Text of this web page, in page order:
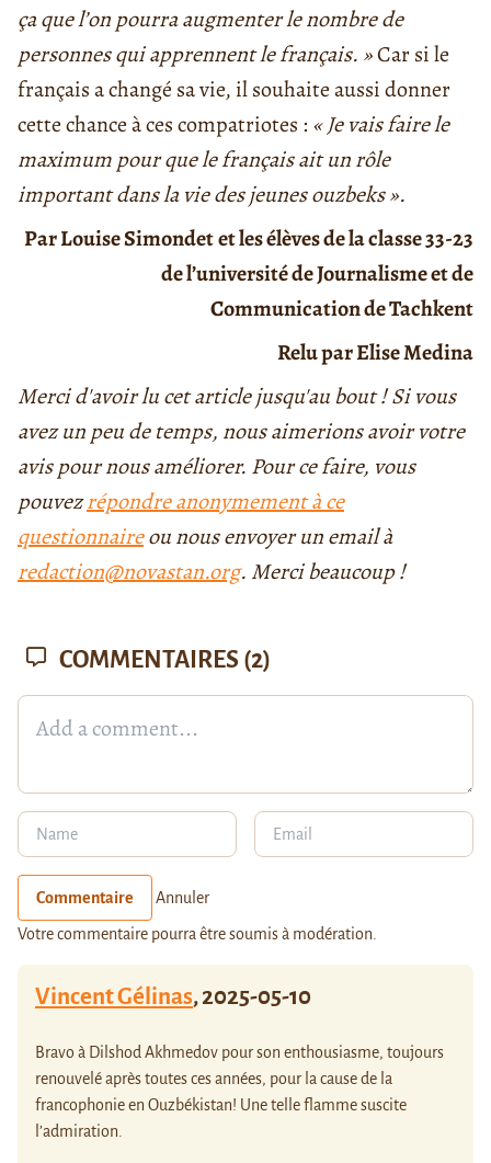
ça que l’on pourra augmenter le nombre de
personnes qui apprennent le français. »Car si le
français a changé sa vie, il souhaite aussi donner
cette chance à ces compatriotes : « Je vais faire le
maximum pour que le français ait un rôle
important dans la vie des jeunes ouzbeks ».
Par Louise Simondetet les élèves de la classe 33-23
de l’université de Journalisme et de
Communication de Tachkent
Relu par Elise Medina
Merci d'avoir lu cet article jusqu'au bout ! Si vous
avez un peu de temps, nous aimerions avoir votre
avis pour nous améliorer. Pour ce faire, vous
pouvezrépondre anonymement à ce
questionnaireou nous envoyer un email à
redaction@novastan.org. Merci beaucoup !
COMMENTAIRES (2)
Commentaire Annuler
Votre commentaire pourra être soumis à modération.
Vincent Gélinas,2025-05-10
Bravo à Dilshod Akhmedov pour son enthousiasme, toujours
renouvelé après toutes ces années, pour la cause de la
francophonie en Ouzbékistan! Une telle flamme suscite
l’admiration.